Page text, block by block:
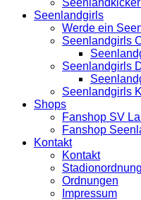
Seenlandgirls
Werde ein
Seenlandgirls
Seenlandgirls
Seenlandgirls
Shops
Fanshop SV
Fanshop
Kontakt
Kontakt
Stadionordnung
Ordnungen
Impressum